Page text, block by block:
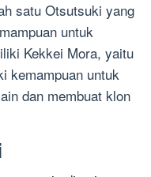
satu Otsutsuki yang
untuk
Kekkei Mora, yaitu
kemampuan untuk
dan membuat klon